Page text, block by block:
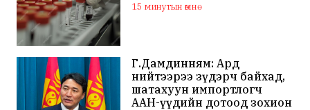
15 минутын өмнө
Г.Дамдинням: Ард
нийтээрээ зүдэрч байхад,
шатахуун импортлогч
ААН-үүдийн дотоод зохион